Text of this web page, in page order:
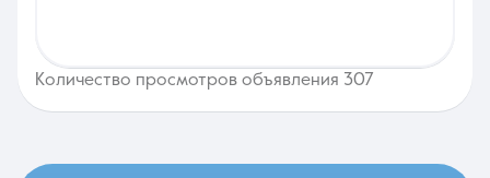
Количество просмотров объявления 307